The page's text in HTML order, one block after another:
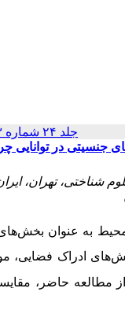
جلد ۲۴ شماره ۳ صفحات ۲۹-۱۷
جنسیتی در
به عنوان بخش­‌های
های ادراک فضایی،
مطالعه حاضر،